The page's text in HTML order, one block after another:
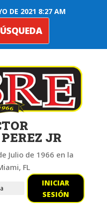
DE 2021 8:27 AM
JR
Julio de 1966 en la
FL
INICIAR
SESIÓN